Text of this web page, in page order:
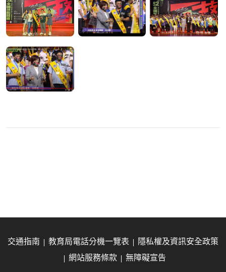
交通指南 教育局電話分機一覽表
隱私權及資訊安全政策
網站服務條款
無障礙宣告